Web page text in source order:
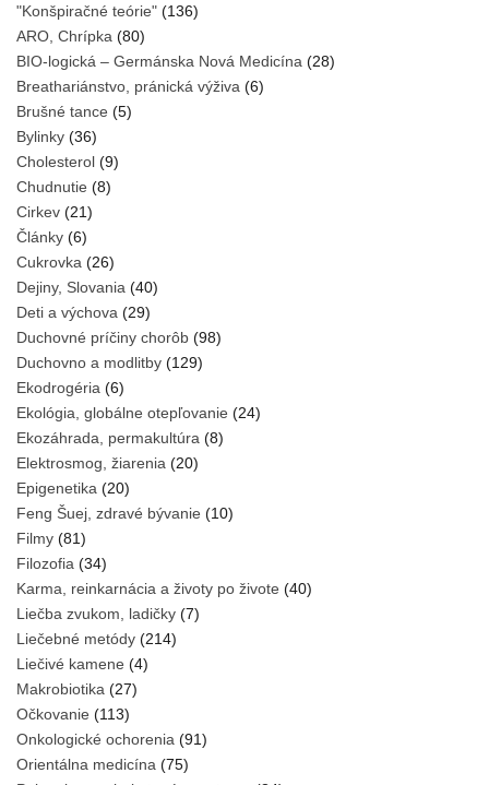
"Konšpiračné teórie" (136)
ARO, Chrípka (80)
BIO-logická – Germánska Nová Medicína (28)
Breathariánstvo, pránická výživa (6)
Brušné tance (5)
Bylinky (36)
Cholesterol (9)
Chudnutie (8)
Cirkev (21)
Články (6)
Cukrovka (26)
Dejiny, Slovania (40)
Deti a výchova (29)
Duchovné príčiny chorôb (98)
Duchovno a modlitby (129)
Ekodrogéria (6)
Ekológia, globálne otepľovanie (24)
Ekozáhrada, permakultúra (8)
Elektrosmog, žiarenia (20)
Epigenetika (20)
Feng Šuej, zdravé bývanie (10)
Filmy (81)
Filozofia (34)
Karma, reinkarnácia a životy po živote (40)
Liečba zvukom, ladičky (7)
Liečebné metódy (214)
Liečivé kamene (4)
Makrobiotika (27)
Očkovanie (113)
Onkologické ochorenia (91)
Orientálna medicína (75)